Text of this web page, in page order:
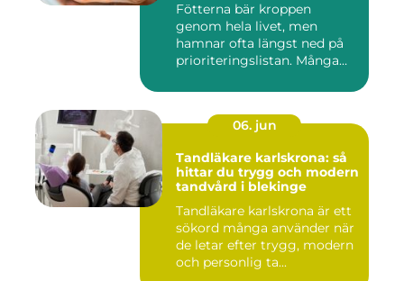
Fötterna bär kroppen
genom hela livet, men
hamnar ofta längst ned på
prioriteringslistan. Många
06. jun
Tandläkare karlskrona: så
hittar du trygg och modern
tandvård i blekinge
Tandläkare karlskrona är ett
sökord många använder när
de letar efter trygg, modern
och personlig ta...